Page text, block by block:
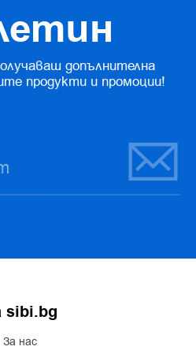
допълнителна
продукти и промоции!
sibi.bg
За нас